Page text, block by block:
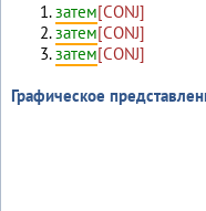
затем[CONJ]
затем[CONJ]
затем[CONJ]
Графическое